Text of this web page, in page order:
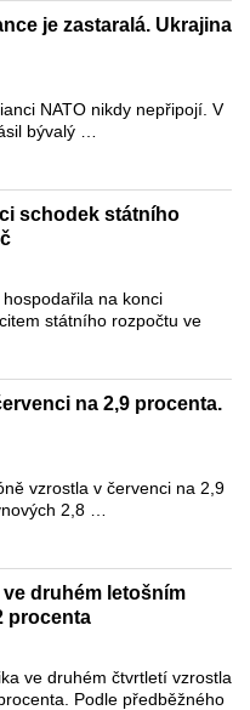
je zastaralá. Ukrajina
NATO nikdy nepřipojí. V
bývalý …
schodek státního
na konci
státního rozpočtu ve
na 2,9 procenta.
vzrostla v červenci na 2,9
2,8 …
druhém letošním
procenta
ve druhém čtvrtletí vzrostla
Podle předběžného